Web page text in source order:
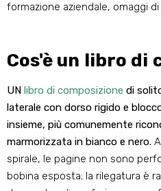
formazione aziendale, omaggi
Cos'è un libro di
UN libro di composizione di
laterale con dorso rigido e
insieme, più comunemente
marmorizzata in bianco e nero.
spirale, le pagine non sono
bobina esposta; la rilegatura è